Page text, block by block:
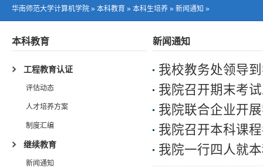
华南师范大学计算机学院 » 本科教育 » 本科生培养 » 新闻通知 »
本科教育
工程教育认证
评估动态
人才培养方案
制度汇编
继续教育
新闻通知
新闻通知
我校教务处领导
我院召开期末考
我院联合企业开
我院召开本科课
我院一行四人就